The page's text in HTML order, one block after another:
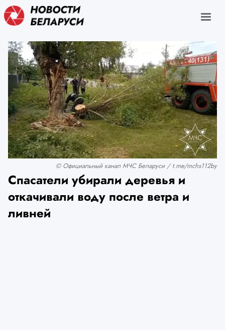
© Официальный канал МЧС Беларуси / t.me/mchs112by
Спасатели убирали деревья и
откачивали воду после ветра и
ливней